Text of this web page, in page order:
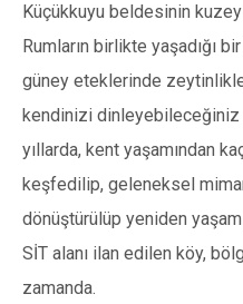
Küçükkuyu beldesinin
Rumların birlikte yaşadığı
güney eteklerinde
kendinizi dinleyebileceğiniz
yıllarda, kent yaşamından
keşfedilip, geleneksel
dönüştürülüp yeniden
SİT alanı ilan edilen köy,
zamanda.